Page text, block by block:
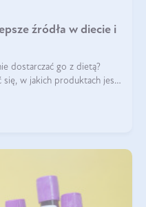
źródła w diecie i
dostarczać go z dietą?
się, w jakich produktach jest